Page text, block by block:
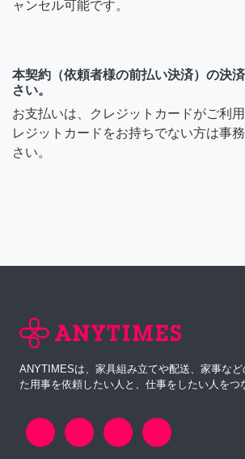
ャンセル可能です。
本契約（依頼者様の前払い決済）の決
さい。
お支払いは、クレジットカードがご利
レジットカードをお持ちでない方は事
さい。
ANYTIMESは、家具組み立てや配送、家事な
た用事を依頼したい人と、仕事をしたい人をつ